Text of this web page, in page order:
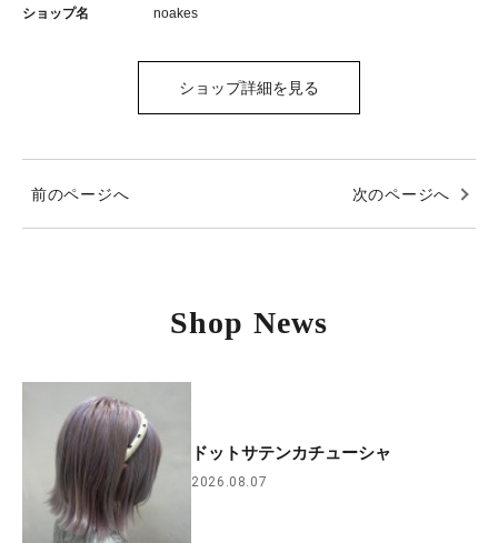
ショップ名 noakes
ショップ詳細を見る
前のページへ 次のページへ
Shop News
ドットサテンカチューシャ
2026.08.07